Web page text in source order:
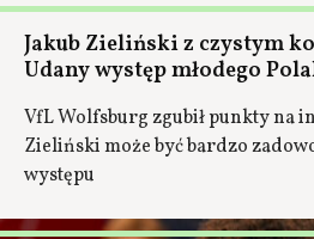
Jakub Zieliński z czystym
Udany występ młodego
VfL Wolfsburg zgubił punkty na
Zieliński może być bardzo
występu